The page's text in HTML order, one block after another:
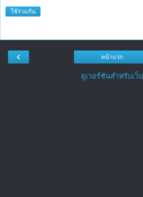
ใช้ร่วมกัน
‹ หน้าแรก
ดูเวอร์ชันสำหรับเว็บ